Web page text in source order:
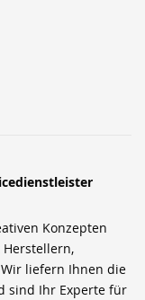
Konzepten
liefern Ihnen die
sind Ihr Experte für